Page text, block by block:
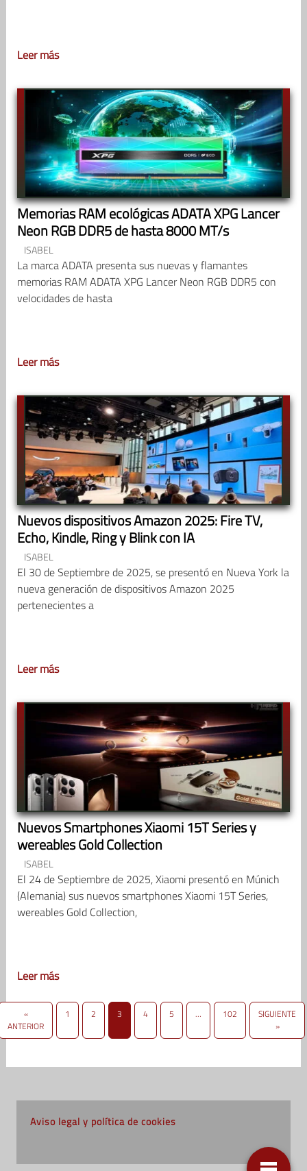
Leer más
Memorias RAM ecológicas ADATA XPG Lancer
Neon RGB DDR5 de hasta 8000 MT/s
ISABEL
La marca ADATA presenta sus nuevas y flamantes
memorias RAM ADATA XPG Lancer Neon RGB DDR5 con
velocidades de hasta
Leer más
Nuevos dispositivos Amazon 2025: Fire TV,
Echo, Kindle, Ring y Blink con IA
ISABEL
El 30 de Septiembre de 2025, se presentó en Nueva York la
nueva generación de dispositivos Amazon 2025
pertenecientes a
Leer más
Nuevos Smartphones Xiaomi 15T Series y
wereables Gold Collection
ISABEL
El 24 de Septiembre de 2025, Xiaomi presentó en Múnich
(Alemania) sus nuevos smartphones Xiaomi 15T Series,
wereables Gold Collection,
Leer más
«
ANTERIOR
1 2 3 4 5 … 102
SIGUIENTE
»
Aviso legal y política de cookies